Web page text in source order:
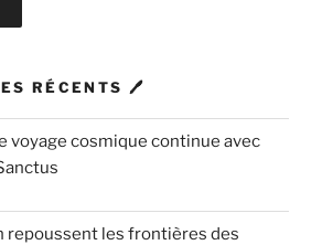
RÉCENTS 🖊
voyage cosmique continue avec
repoussent les frontières des